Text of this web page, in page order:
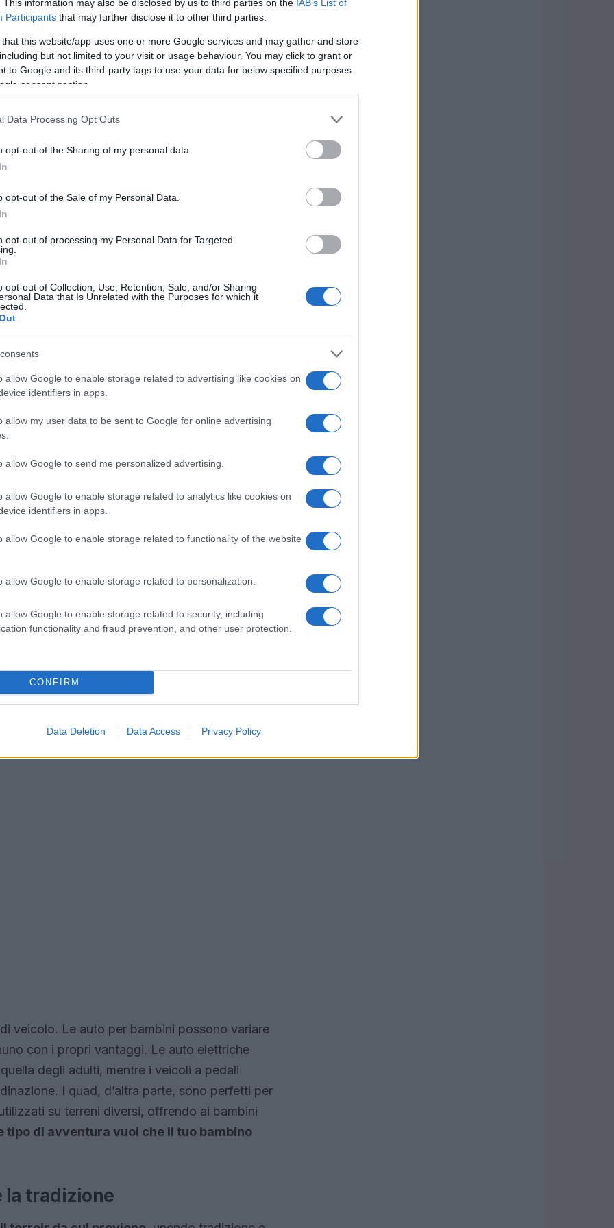
This information may also be disclosed by us to third parties on the IAB’s List of
Participants that may further disclose it to other third parties.
that this website/app uses one or more Google services and may gather and store
but not limited to your visit or usage behaviour. You may click to grant or
to Google and its third-party tags to use your data for below specified purposes
consent section.
Data Processing Opt Outs
opt-out of the Sharing of my personal data.
opt-out of the Sale of my Personal Data.
opt-out of processing my Personal Data for Targeted
opt-out of Collection, Use, Retention, Sale, and/or Sharing
Data that Is Unrelated with the Purposes for which it
allow Google to enable storage related to advertising like cookies on
identifiers in apps.
allow my user data to be sent to Google for online advertising
allow Google to send me personalized advertising.
allow Google to enable storage related to analytics like cookies on
identifiers in apps.
allow Google to enable storage related to functionality of the website
allow Google to enable storage related to personalization.
allow Google to enable storage related to security, including
functionality and fraud prevention, and other user protection.
CONFIRM
Data Deletion Data Access Privacy Policy
che affonda le radici nel desiderio di
gioco, ma anche uno strumento di
risalgono all’inizio del XX secolo, quando il
oggetti che non solo divertivano, ma
di movimento e guida. Con il passare degli
introducendo modelli sempre più sofisticati,
quad elettrici.
un gioco, ma un modo per i piccoli di
crescente alla sicurezza, molti
protezione, permettendo ai genitori di
preoccupazioni. Inoltre, l’uso di materiali
diventando sempre più comuni,
giocattolo?
considerare
ci sono diverse variabili da considerare. La
uno. Assicurati che il veicolo sia dotato di
di sicurezza, freni efficienti e una struttura
adatto all’età e alla taglia del bambino; un
risultare pericoloso e poco pratico.
veicolo. Le auto per bambini possono variare
con i propri vantaggi. Le auto elettriche
degli adulti, mentre i veicoli a pedali
I quad, d’altra parte, sono perfetti per
su terreni diversi, offrendo ai bambini
tipo di avventura vuoi che il tuo bambino
la tradizione